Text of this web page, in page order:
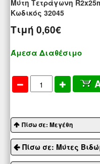
Μύτη Τετράγωνη
Kωδικός 32045
Τιμή 0,60€
Άμεσα Διαθέσιμο
Πίσω σε: Μεγέθη
Πίσω σε: Μύτες